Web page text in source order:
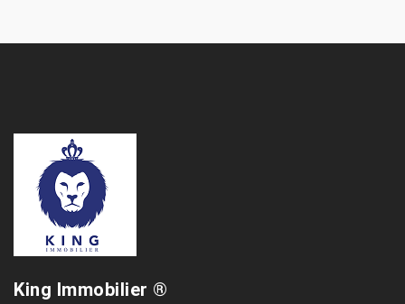
King Immobilier ®